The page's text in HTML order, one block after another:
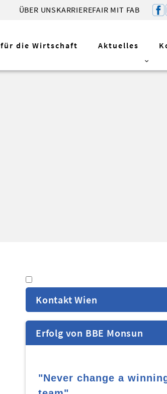
ÜBER UNSKARRIEREFAIR MIT FAB
für die Wirtschaft Aktuelles
Kontakt Wien
FAB Monsun Bewerbung-Job-
Vermittlung,
Ort:1100 Wien
Telefon:
Erfolg von BBE Monsun
"Never change a